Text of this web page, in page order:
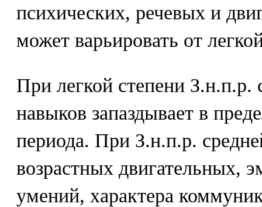
психических, речевых и
может варьировать от
При легкой степени З.н.п.р.
навыков запаздывает в
периода. При З.н.п.р.
возрастных двигательных,
умений, характера